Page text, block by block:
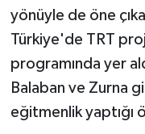
yönüyle de öne
Türkiye'de TRT
programında yer
Balaban ve Zurna
eğitmenlik yaptığı